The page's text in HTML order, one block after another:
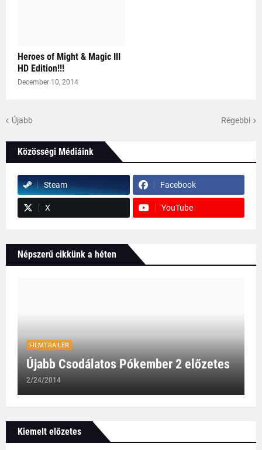
Heroes of Might & Magic III
HD Edition!!!
December 10, 2014
Újabb Régebbi
Közösségi Médiáink
Steam Facebook
X YouTube
Népszerű cikkünk a héten
FILMTRAILER
Újabb Csodálatos Pókember 2 előzetes
2/24/2014
Kiemelt előzetes